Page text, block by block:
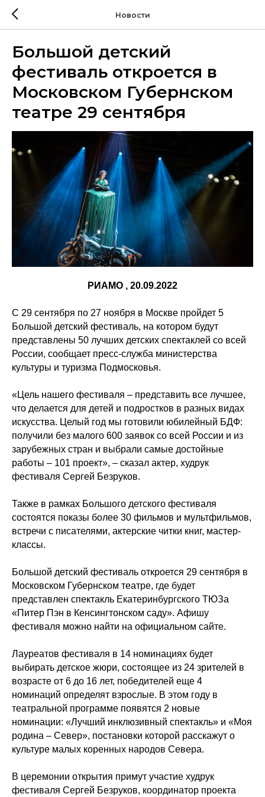
Новости
Большой детский
фестиваль откроется в
Московском Губернском
театре 29 сентября
РИАМО , 20.09.2022
С 29 сентября по 27 ноября в Москве пройдет 5
Большой детский фестиваль, на котором будут
представлены 50 лучших детских спектаклей со всей
России, сообщает пресс-служба министерства
культуры и туризма Подмосковья.
«Цель нашего фестиваля – представить все лучшее,
что делается для детей и подростков в разных видах
искусства. Целый год мы готовили юбилейный БДФ:
получили без малого 600 заявок со всей России и из
зарубежных стран и выбрали самые достойные
работы – 101 проект», – сказал актер, худрук
фестиваля Сергей Безруков.
Также в рамках Большого детского фестиваля
состоятся показы более 30 фильмов и мультфильмов,
встречи с писателями, актерские читки книг, мастер-
классы.
Большой детский фестиваль откроется 29 сентября в
Московском Губернском театре, где будет
представлен спектакль Екатеринбургского ТЮЗа
«Питер Пэн в Кенсингтонском саду». Афишу
фестиваля можно найти на официальном сайте.
Лауреатов фестиваля в 14 номинациях будет
выбирать детское жюри, состоящее из 24 зрителей в
возрасте от 6 до 16 лет, победителей еще 4
номинаций определят взрослые. В этом году в
театральной программе появятся 2 новые
номинации: «Лучший инклюзивный спектакль» и «Моя
родина – Север», постановки которой расскажут о
культуре малых коренных народов Севера.
В церемонии открытия примут участие худрук
фестиваля Сергей Безруков, координатор проекта